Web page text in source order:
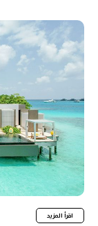
اقرأ المزيد